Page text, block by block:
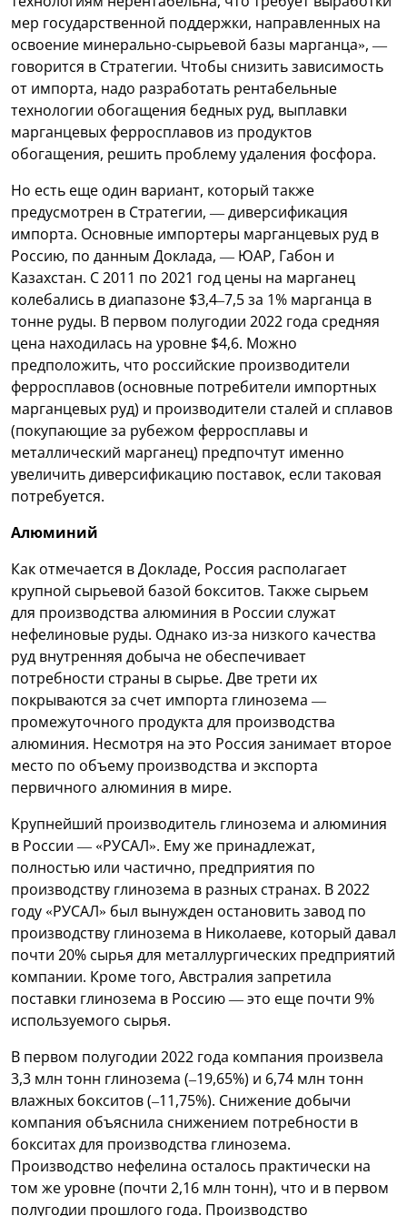
мер государственной поддержки, направленных на
освоение минерально-сырьевой базы марганца», —
говорится в Стратегии. Чтобы снизить зависимость
от импорта, надо разработать рентабельные
технологии обогащения бедных руд, выплавки
марганцевых ферросплавов из продуктов
обогащения, решить проблему удаления фосфора.
Но есть еще один вариант, который также
предусмотрен в Стратегии, — диверсификация
импорта. Основные импортеры марганцевых руд в
Россию, по данным Доклада, — ЮАР, Габон и
Казахстан. С 2011 по 2021 год цены на марганец
колебались в диапазоне $3,4–7,5 за 1% марганца в
тонне руды. В первом полугодии 2022 года средняя
цена находилась на уровне $4,6. Можно
предположить, что российские производители
ферросплавов (основные потребители импортных
марганцевых руд) и производители сталей и сплавов
(покупающие за рубежом ферросплавы и
металлический марганец) предпочтут именно
увеличить диверсификацию поставок, если таковая
потребуется.
Алюминий
Как отмечается в Докладе, Россия располагает
крупной сырьевой базой бокситов. Также сырьем
для производства алюминия в России служат
нефелиновые руды. Однако из-за низкого качества
руд внутренняя добыча не обеспечивает
потребности страны в сырье. Две трети их
покрываются за счет импорта глинозема —
промежуточного продукта для производства
алюминия. Несмотря на это Россия занимает второе
место по объему производства и экспорта
первичного алюминия в мире.
Крупнейший производитель глинозема и алюминия
в России — «РУСАЛ». Ему же принадлежат,
полностью или частично, предприятия по
производству глинозема в разных странах. В 2022
году «РУСАЛ» был вынужден остановить завод по
производству глинозема в Николаеве, который давал
почти 20% сырья для металлургических предприятий
компании. Кроме того, Австралия запретила
поставки глинозема в Россию — это еще почти 9%
используемого сырья.
В первом полугодии 2022 года компания произвела
3,3 млн тонн глинозема (–19,65%) и 6,74 млн тонн
влажных бокситов (–11,75%). Снижение добычи
компания объяснила снижением потребности в
бокситах для производства глинозема.
Производство нефелина осталось практически на
том же уровне (почти 2,16 млн тонн), что и в первом
полугодии прошлого года. Производство